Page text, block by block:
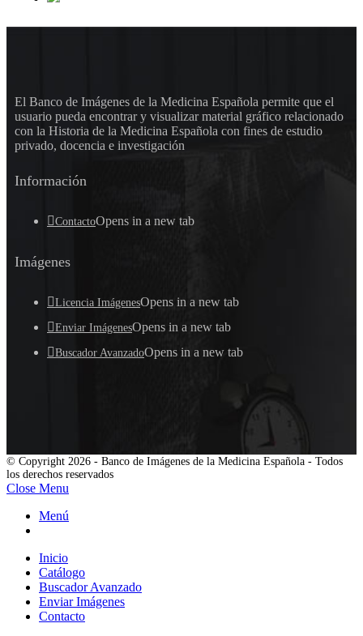
El Banco de Imágenes de la Medicina Española permite que el
usuario pueda encontrar y visualizar material gráfico relacionado
con la Historia de la Medicina Española con fines de estudio
privado, docencia e investigación
Información
ContactoOpens in a new tab
Imágenes
Licencia ImágenesOpens in a new tab
Enviar ImágenesOpens in a new tab
Buscador AvanzadoOpens in a new tab
© Copyright 2026 - Banco de Imágenes de la Medicina Española - Todos
los derechos reservados
Close Menu
Menú
Inicio
Catálogo
Buscador Avanzado
Enviar Imágenes
Contacto